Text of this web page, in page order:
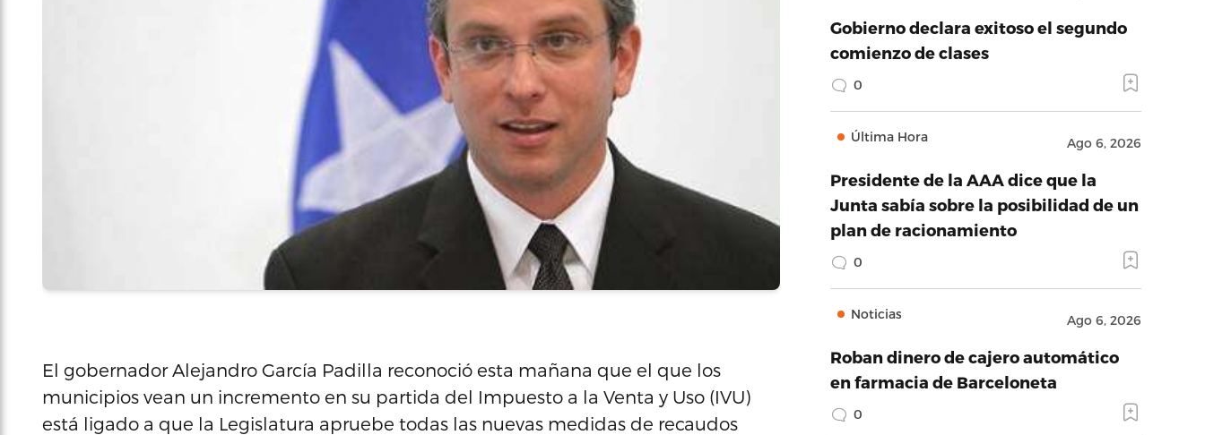
El gobernador Alejandro García Padilla reconoció esta mañana que el que los
municipios vean un incremento en su partida del Impuesto a la Venta y Uso (IVU)
está ligado a que la Legislatura apruebe todas las nuevas medidas de recaudos
Gobierno declara exitoso el segundo
comienzo de clases
0
Última Hora Ago 6, 2026
Presidente de la AAA dice que la
Junta sabía sobre la posibilidad de un
plan de racionamiento
0
Noticias Ago 6, 2026
Roban dinero de cajero automático
en farmacia de Barceloneta
0